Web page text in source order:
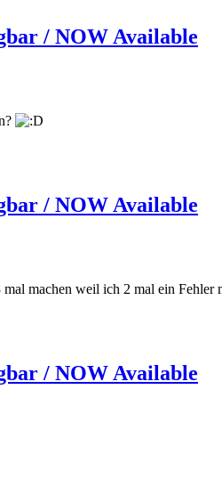
/ NOW Available
/ NOW Available
machen weil ich 2 mal ein Fehler
/ NOW Available